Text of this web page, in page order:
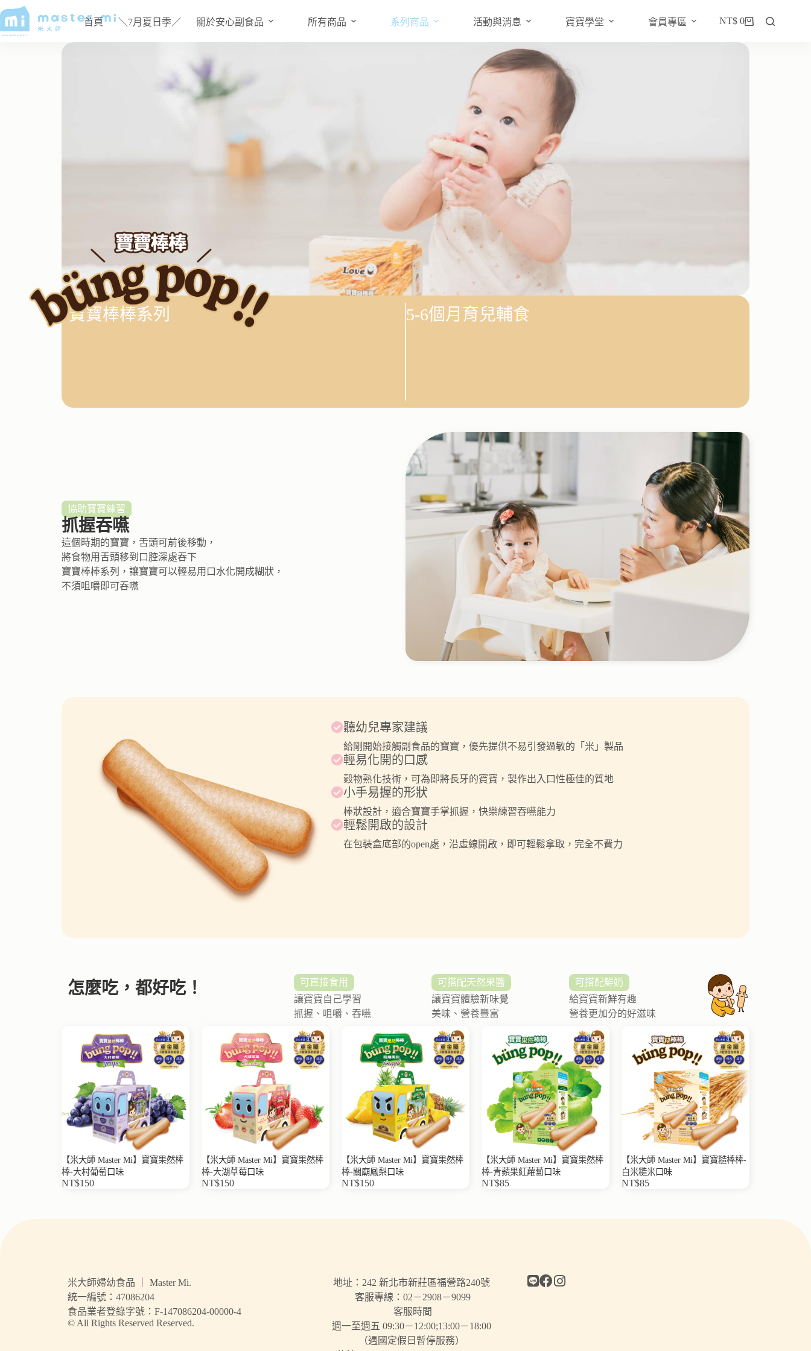
首頁 ＼7月夏日季／ 關於安心副食品 所有商品 系列商品 活動與消息 寶寶學堂 會員專區 NT$ 0
寶寶棒棒系列​ 5-6個月育兒輔食
協助寶寶練習
抓握吞嚥
這個時期的寶寶，舌頭可前後移動，
將食物用舌頭移到口腔深處吞下
寶寶棒棒系列，讓寶寶可以輕易用口水化開成糊狀，
不須咀嚼即可吞嚥
聽幼兒專家建議
給剛開始接觸副食品的寶寶，優先提供不易引發過敏的「米」製品
輕易化開的口感
穀物熟化技術，可為即將長牙的寶寶，製作出入口性極佳的質地
小手易握的形狀
棒狀設計，適合寶寶手掌抓握，快樂練習吞嚥能力
輕鬆開啟的設計
在包裝盒底部的open處，沿虛線開啟，即可輕鬆拿取，完全不費力
怎麼吃，都好吃！
可直接食用
讓寶寶自己學習
抓握、咀嚼、吞嚥
可搭配天然果醬
讓寶寶體驗新味覺
美味、營養豐富
可搭配鮮奶
給寶寶新鮮有趣
營養更加分的好滋味
【米大師 Master Mi】寶寶果然棒
棒-大村葡萄口味
NT$150
【米大師 Master Mi】寶寶果然棒
棒-大湖草莓口味
NT$150
【米大師 Master Mi】寶寶果然棒
棒-關廟鳳梨口味
NT$150
【米大師 Master Mi】寶寶果然棒
棒-青蘋果紅蘿蔔口味
NT$85
【米大師 Master Mi】寶寶糙棒棒-
白米糙米口味
NT$85
米大師婦幼食品 ｜ Master Mi.
統一編號：47086204
食品業者登錄字號：F-147086204-00000-4
© All Rights Reserved Reserved.
地址：242 新北市新莊區福營路240號
客服專線：02－2908－9099
客服時間
週一至週五 09:30－12:00;13:00－18:00
（遇國定假日暫停服務）